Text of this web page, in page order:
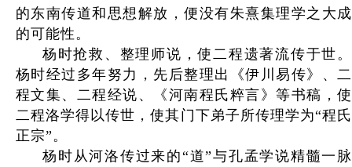
的东南传道和思想解放，便没有朱熹集理学之大成
的可能性。
杨时抢救、整理师说，使二程遗著流传于世。
杨时经过多年努力，先后整理出《伊川易传》、二
程文集、二程经说、《河南程氏粹言》等书稿，使
二程洛学得以传世，使其门下弟子所传理学为“程氏
正宗”。
杨时从河洛传过来的“道”与孔孟学说精髓一脉